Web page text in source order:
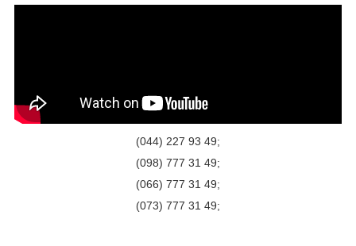
(044) 227 93 49;
(098) 777 31 49;
(066) 777 31 49;
(073) 777 31 49;